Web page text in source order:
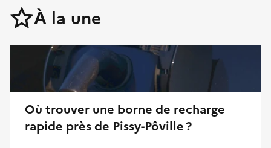
À la une
Où trouver une borne de recharge
rapide près de Pissy-Pôville ?